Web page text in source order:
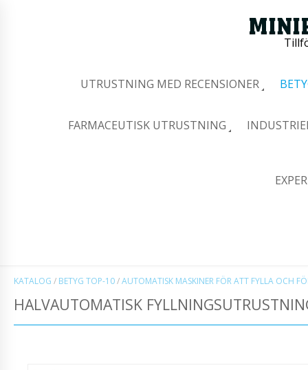
UTRUSTNING MED RECENSIONER
FARMACEUTISK UTRUSTNING
KATALOG / BETYG TOP-10/AUTOMATISK MASKINER FÖR ATT FYLLA OCH
HALVAUTOMATISK